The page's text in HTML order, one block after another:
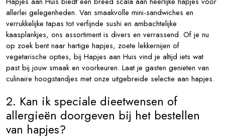
allerlei gelegenheden. Van smaakvolle mini-sandwiches en
verrukkelijke tapas tot verfijnde sushi en ambachtelijke
kaasplankjes, ons assortiment is divers en verrassend. Of je nu
op zoek bent naar hartige hapjes, zoete lekkernijen of
vegetarische opties, bij Hapjes aan Huis vind je altijd iets wat
past bij jouw smaak en voorkeuren. Laat je gasten genieten van
culinaire hoogstandjes met onze uitgebreide selectie aan hapjes.
2. Kan ik speciale dieetwensen of
allergieën doorgeven bij het bestellen
van hapjes?